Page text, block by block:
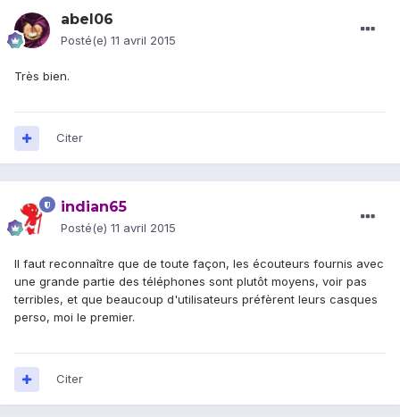
abel06
Posté(e) 11 avril 2015
Très bien.
Citer
indian65
Posté(e) 11 avril 2015
Il faut reconnaître que de toute façon, les écouteurs fournis avec
une grande partie des téléphones sont plutôt moyens, voir pas
terribles, et que beaucoup d'utilisateurs préfèrent leurs casques
perso, moi le premier.
Citer